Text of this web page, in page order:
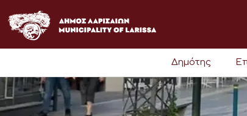
στο
περιεχόμενο
Δημότης